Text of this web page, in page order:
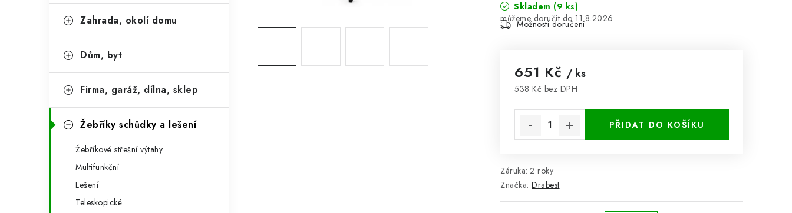
í
n
e
Zahrada, okolí domu
Dům, byt
Firma, garáž, dílna, sklep
Žebříky schůdky a lešení
Žebříkové střešní výtahy
Multifunkční
Lešení
Teleskopické
Skladem (9 ks)
11.8.2026
Možnosti doručení
651 Kč / ks
538 Kč bez DPH
PŘIDAT DO KOŠÍKU
Záruka: 2 roky
Značka: Drabest